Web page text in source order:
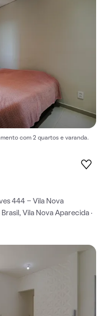
com 2 quartos e varanda.
444 - Vila Nova
Vila Nova Aparecida ·